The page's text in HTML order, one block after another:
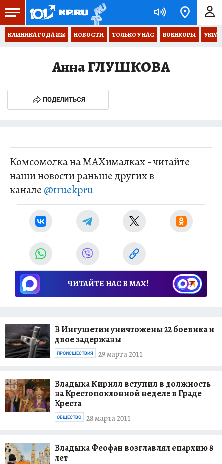
КЛИНИКА ГОДА 2026 НОВОСТИ ТОЛЬКО У НАС ВОЕНКОРЫ
Анна ГЛУШКОВА
ПОДЕЛИТЬСЯ
Комсомолка на MAXималках - читайте
наши новости раньше других в
канале @truekpru
ЧИТАЙТЕ НАС В МАХ!
В Ингушетии уничтожены 22 боевика и
двое задержаны
29 марта 2011
ПРОИСШЕСТВИЯ
Владыка Кирилл вступил в должность
на Крестопоклонной неделе в Граде
Креста
28 марта 2011
ОБЩЕСТВО
Владыка Феофан возглавлял епархию 8
лет